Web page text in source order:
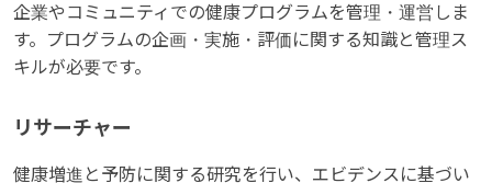
企業やコミュニティでの健康プログラムを管理・運営しま
す。プログラムの企画・実施・評価に関する知識と管理ス
キルが必要です。
リサーチャー
健康増進と予防に関する研究を行い、エビデンスに基づい